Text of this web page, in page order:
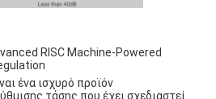
RISC Machine-Powered
ένα ισχυρό προϊόν
τάσης που έχει σχεδιαστεί